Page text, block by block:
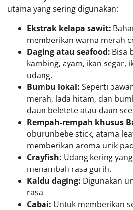
utama yang sering digunakan:
Ekstrak kelapa sawit:
memberikan warna merah
Daging atau seafood: Bisa
kambing, ayam, ikan segar,
udang.
Bumbu lokal: Seperti
merah, lada hitam, dan
daun beletete atau daun
Rempah-rempah khusus
oburunbebe stick, atama
memberikan aroma unik
Crayfish: Udang kering
menambah rasa gurih.
Kaldu daging: Digunakan
rasa.
Cabai: Untuk memberikan